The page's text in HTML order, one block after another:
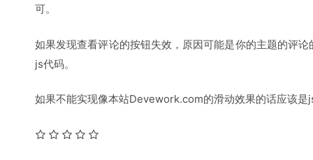
可。
如果发现查看评论的按钮失效，原因可能是你的主题的评
js代码。
如果不能实现像本站Devework.com的滑动效果的话应该是